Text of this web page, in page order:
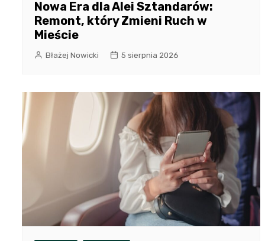
Nowa Era dla Alei Sztandarów:
Remont, który Zmieni Ruch w
Mieście
Błażej Nowicki 5 sierpnia 2026